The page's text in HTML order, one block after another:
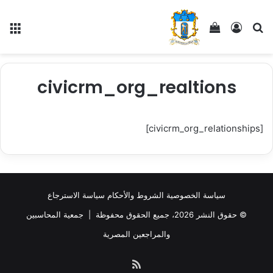
بحث عنتسجيل الدخول
إستعراض سلة التسوق
civicrm_org_realtions
[civicrm_org_relationships]
سياسة الخصوصية الشروط والأحكام سياسة الاسترجاع
© حقوق النشر 2026، جميع الحقوق محفوظة |
جمعية المحاسبين
والمراجعين المصرية
ملخص